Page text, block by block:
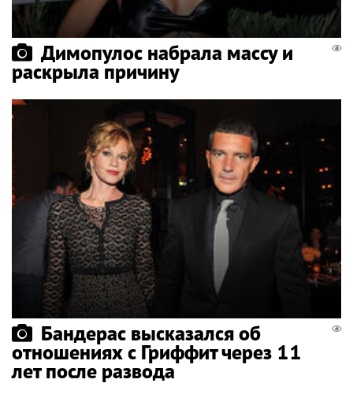
Димопулос набрала массу и
раскрыла причину
Бандерас высказался об
отношениях с Гриффит через 11
лет после развода